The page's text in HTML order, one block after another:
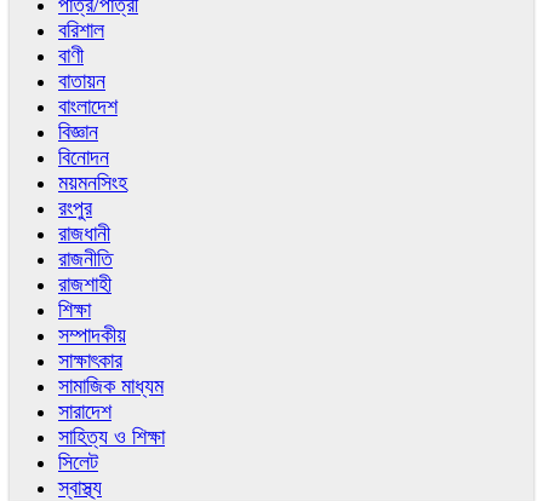
পাত্র/পাত্রী
বরিশাল
বাণী
বাতায়ন
বাংলাদেশ
বিজ্ঞান
বিনোদন
ময়মনসিংহ
রংপুর
রাজধানী
রাজনীতি
রাজশাহী
শিক্ষা
সম্পাদকীয়
সাক্ষাৎকার
সামাজিক মাধ্যম
সারাদেশ
সাহিত্য ও শিক্ষা
সিলেট
স্বাস্থ্য